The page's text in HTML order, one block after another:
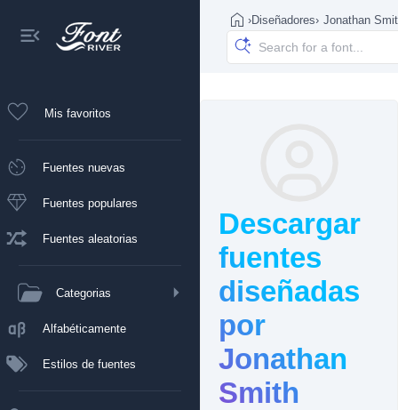
Mis favoritos
Fuentes nuevas
Fuentes populares
Fuentes aleatorias
Categorias
Alfabéticamente
Estilos de fuentes
›Diseñadores› Jonathan
Descargar
fuentes
diseñadas
por
Jonathan
Smith